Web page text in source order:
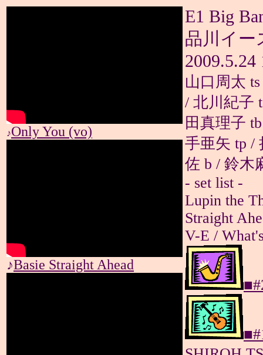
♪Only You (vo)
♪Basie Straight Ahead
E1 Big
品川イー
2009.5.24
山口周太
/ 北川紀子
田真理子
手亜矢 tp /
佐 b / 鈴木
- set list -
Lupin the
Straight
V-E /